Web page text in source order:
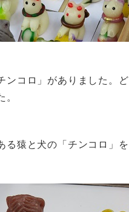
コロ」がありました。
。
る猿と犬の「チンコロ」